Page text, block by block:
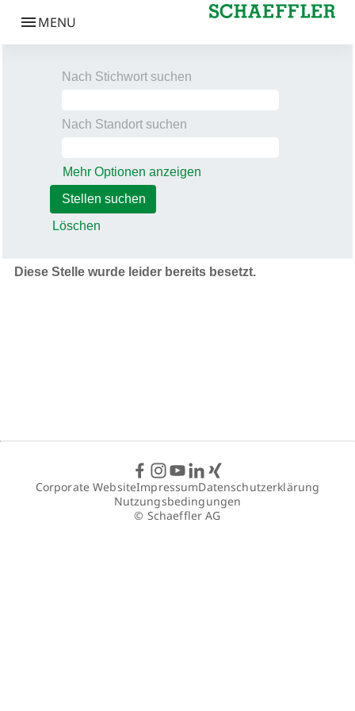
Nach Stichwort suchen
Nach Standort suchen
Mehr Optionen anzeigen
Löschen
Diese Stelle wurde leider bereits besetzt.